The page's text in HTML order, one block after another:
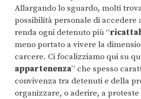
Allargando lo sguardo, molti
possibilità personale di accedere
renda ogni detenuto più “
meno portato a vivere la
carcere. Ci focalizziamo qui su
appartenenza” che spesso
convivenza tra detenuti e della
organizzare, o aderire, a